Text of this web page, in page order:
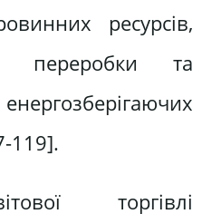
ресурсів,
переробки та
119].
торгівлі